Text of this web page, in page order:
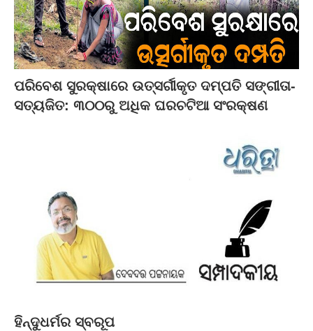
ପରିବେଶ ସୁରକ୍ଷାରେ ଉତ୍ସର୍ଗୀକୃତ ଦମ୍ପତି ସଙ୍ଗୀତା-
ସତ୍ୟଜିତ: ୩୦୦ରୁ ଅଧିକ ଘରଚଟିଆ ସଂରକ୍ଷଣ
ହିନ୍ଦୁଧର୍ମର ସ୍ବରୂପ